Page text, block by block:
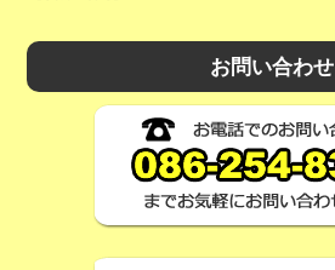
お問い合わせ